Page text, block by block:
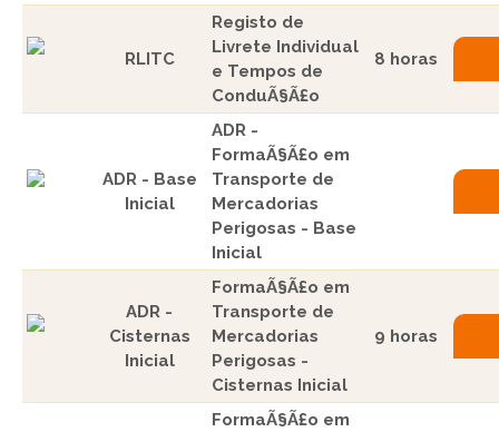
RLITC
Registo de
Livrete Individual
e Tempos de
ConduÃ§Ã£o
8 horas
ADR - Base
Inicial
ADR -
FormaÃ§Ã£o em
Transporte de
Mercadorias
Perigosas - Base
Inicial
ADR -
Cisternas
Inicial
FormaÃ§Ã£o em
Transporte de
Mercadorias
Perigosas -
Cisternas Inicial
9 horas
FormaÃ§Ã£o em